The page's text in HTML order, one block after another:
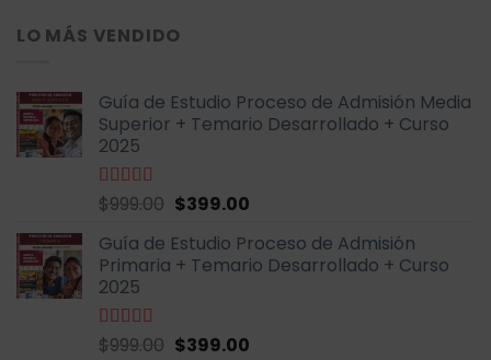
era:
LO MÁS VENDIDO
Guía de Estudio Proceso de Admisión Media
Superior + Temario Desarrollado + Curso
2025
Valorado
5
$999.00 El
original
era:
$399.00El
actual
es:
Guía de Estudio Proceso de Admisión
Primaria + Temario Desarrollado + Curso
2025
Valorado
$999.00 El
$399.00El